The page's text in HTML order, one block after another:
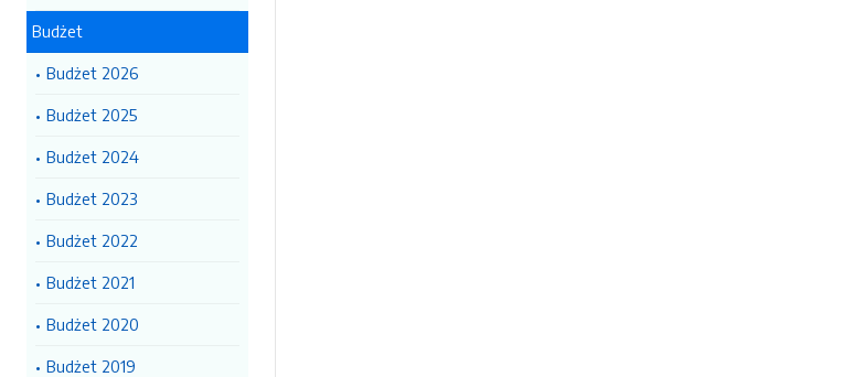
Budżet
Budżet 2026
Budżet 2025
Budżet 2024
Budżet 2023
Budżet 2022
Budżet 2021
Budżet 2020
Budżet 2019